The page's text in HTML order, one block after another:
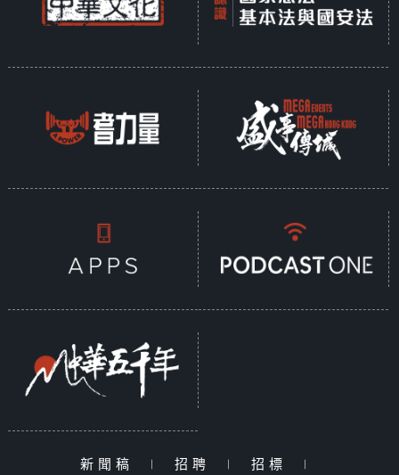
新聞稿 | 招聘 | 招標 |